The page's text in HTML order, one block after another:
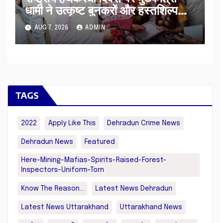
धामी ने उत्कृष्ट बुनकरों और हस्तशिल्प
कारीगरों को किया सम्मानित
AUG 7, 2026 ADMIN
TAGS
2022 Apply Like This Dehradun Crime News
Dehradun News Featured
Here-Mining-Mafias-Spirits-Raised-Forest-
Inspectors-Uniform-Torn
Know The Reason... Latest News Dehradun
Latest News Uttarakhand Uttarakhand News